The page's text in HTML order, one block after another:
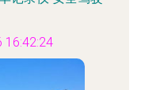
16:42:24